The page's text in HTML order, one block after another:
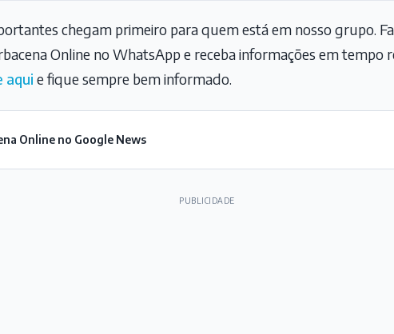
chegam primeiro para quem está em nosso grupo.
Online no WhatsApp e receba informações em tempo
aqui e fique sempre bem informado.
Online no Google News
PUBLICIDADE